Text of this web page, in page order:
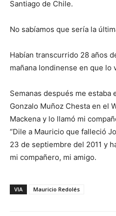
Santiago de Chile.
No sabíamos que sería la
Habían transcurrido 28 años
mañana londinense en que lo
Semanas después me estaba
Gonzalo Muñoz Chesta en el
Mackena y lo llamó mi
“Dile a Mauricio que falleció
23 de septiembre del 2011 y
mi compañero, mi amigo.
VIA Mauricio Redolés